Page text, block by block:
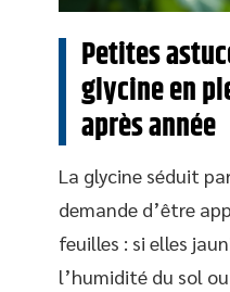
Petites
glycine en
après année
La glycine séduit
demande d’être
feuilles : si elles
l’humidité du sol